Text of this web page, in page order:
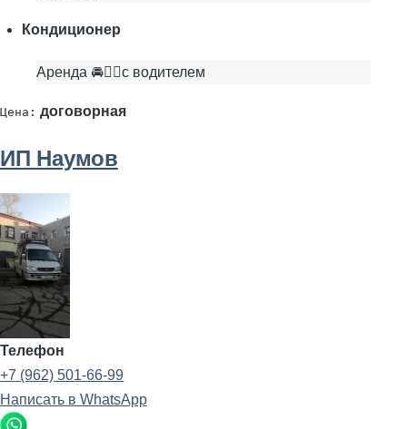
Кондиционер
Аренда 🚘👨‍✈с водителем
Цена: договорная
ИП Наумов
Телефон
+7 (962) 501-66-99
Написать в WhatsApp